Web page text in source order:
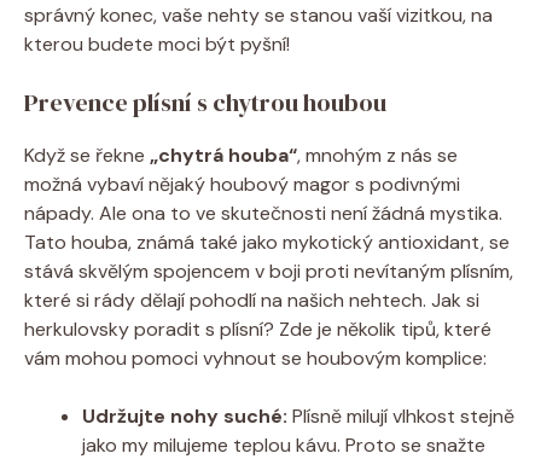
správný konec, vaše nehty se stanou vaší vizitkou, na
kterou budete moci být pyšní!
Prevence plísní s chytrou houbou
Když se řekne „chytrá houba“, mnohým z nás se
možná vybaví nějaký houbový magor s podivnými
nápady. Ale ona to ve skutečnosti není žádná mystika.
Tato houba, známá také jako mykotický antioxidant, se
stává skvělým spojencem v boji proti nevítaným plísním,
které si rády dělají pohodlí na našich nehtech. Jak si
herkulovsky poradit s plísní? Zde je několik tipů, které
vám mohou pomoci vyhnout se houbovým komplice:
Udržujte nohy suché: Plísně milují vlhkost stejně
jako my milujeme teplou kávu. Proto se snažte